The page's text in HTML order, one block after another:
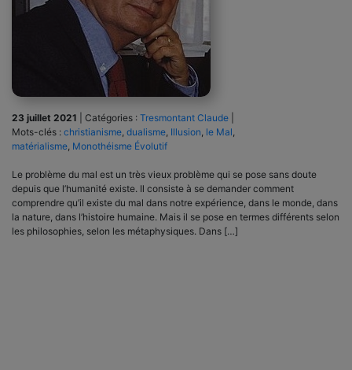
23 juillet 2021 Catégories : Tresmontant Claude
Mots-clés : christianisme, dualisme, Illusion, le Mal,
matérialisme, Monothéisme Évolutif
Le problème du mal est un très vieux problème qui se pose sans doute
depuis que l’humanité existe. Il consiste à se demander comment
comprendre qu’il existe du mal dans notre expérience, dans le monde, dans
la nature, dans l’histoire humaine. Mais il se pose en termes différents selon
les philosophies, selon les métaphysiques. Dans […]